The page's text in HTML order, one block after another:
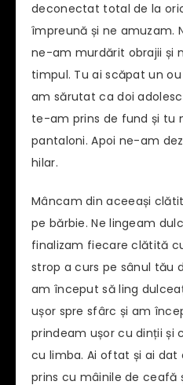
deconectat total de la
împreună și ne amuzam.
ne-am murdărit obrajii și
timpul. Tu ai scăpat un
am sărutat ca doi
te-am prins de fund și tu
pantaloni. Apoi ne-am
hilar.
Mâncam din aceeași
pe bărbie. Ne lingeam
finalizam fiecare clătită
strop a curs pe sânul tău
am început să ling
ușor spre sfârc și am
prindeam ușor cu dinții și
cu limba. Ai oftat și ai dat
prins cu mâinile de ceafă